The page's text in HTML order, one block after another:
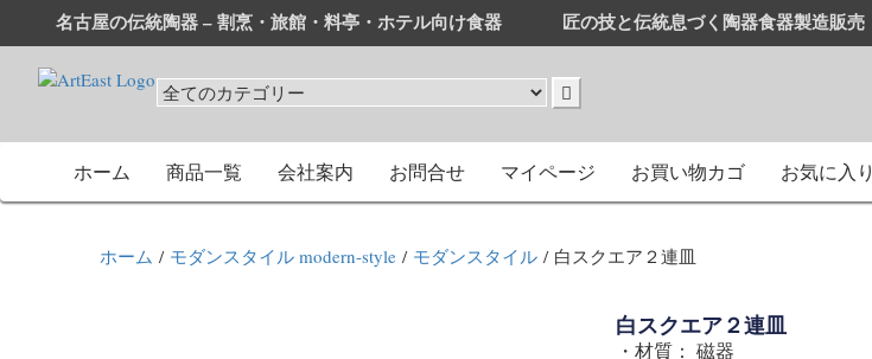
名古屋の伝統陶器 – 割烹・旅館・料亭・ホテル向け食器 匠の技と伝統息づく陶器食器製造販売
和食器・洋食器通販｜割烹・旅館・料亭・ホテル等業務用卸販売
業務用から個人用まで、おしゃれでかわいい和食器・洋食器はまとめ買いがお得です。
ホーム 商品一覧 会社案内 お問合せ マイページ お買い物カゴ お気に入り
ホーム / モダンスタイル modern-style / モダンスタイル / 白スクエア２連皿
白スクエア２連皿
・材質： 磁器